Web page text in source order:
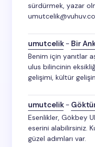
sürdürmek, yazar
umutcelik- Bir
Benim için yanıtlar
ulus bilincinin
gelişimi, kültür
umutcelik-
Esenlikler, Gökbey
eserini alabilirsiniz.
güzel adımları var.